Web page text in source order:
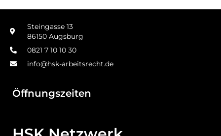
Steingasse 13
86150 Augsburg
0821 7 10 10 30
info@hsk-arbeitsrecht.de
Öffnungszeiten